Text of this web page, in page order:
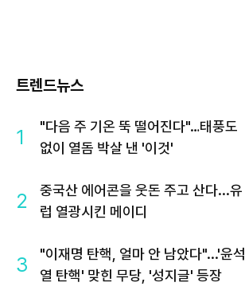
트렌드뉴스
1
"다음 주 기온 뚝 떨어진다"…태풍도
없이 열돔 박살 낸 '이것'
2
중국산 에어콘을 웃돈 주고 산다...유
럽 열광시킨 메이디
3
"이재명 탄핵, 얼마 안 남았다"...'윤석
열 탄핵' 맞힌 무당, '성지글' 등장